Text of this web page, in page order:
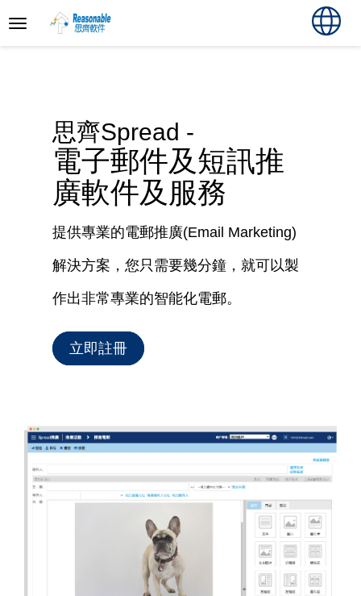
思齊Spread -
電子郵件及短訊推
廣軟件及服務
提供專業的電郵推廣(Email Marketing)
解決方案，您只需要幾分鐘，就可以製
作出非常專業的智能化電郵。
立即註冊